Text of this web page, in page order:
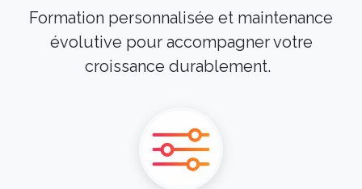
Formation personnalisée et maintenance
évolutive pour accompagner votre
croissance durablement.